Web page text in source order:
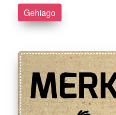
Gehiago